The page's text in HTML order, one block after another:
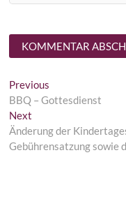
Previous
post:
BBQ – Gottesdienst
Next
post:
Änderung der
Gebührensatzung sowie